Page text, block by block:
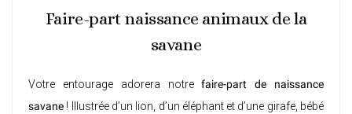
Faire-part naissance animaux de la
savane
Votre entourage adorera notrefaire-part de naissance
savane ! Illustrée d’un lion, d’un éléphant et d’une girafe, bébé